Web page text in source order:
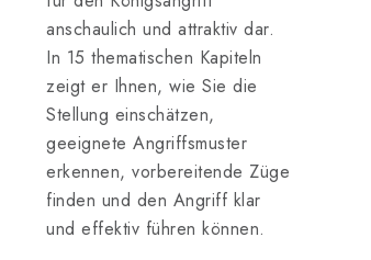
anschaulich und attraktiv dar.
In 15 thematischen Kapiteln
zeigt er Ihnen, wie Sie die
Stellung einschätzen,
geeignete Angriffsmuster
erkennen, vorbereitende Züge
finden und den Angriff klar
und effektiv führen können.